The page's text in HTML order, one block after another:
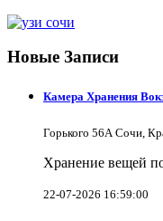
Новые Записи
Камера Хранения
Горького 56А Сочи,
Хранение вещей
22-07-2026 16:59:00